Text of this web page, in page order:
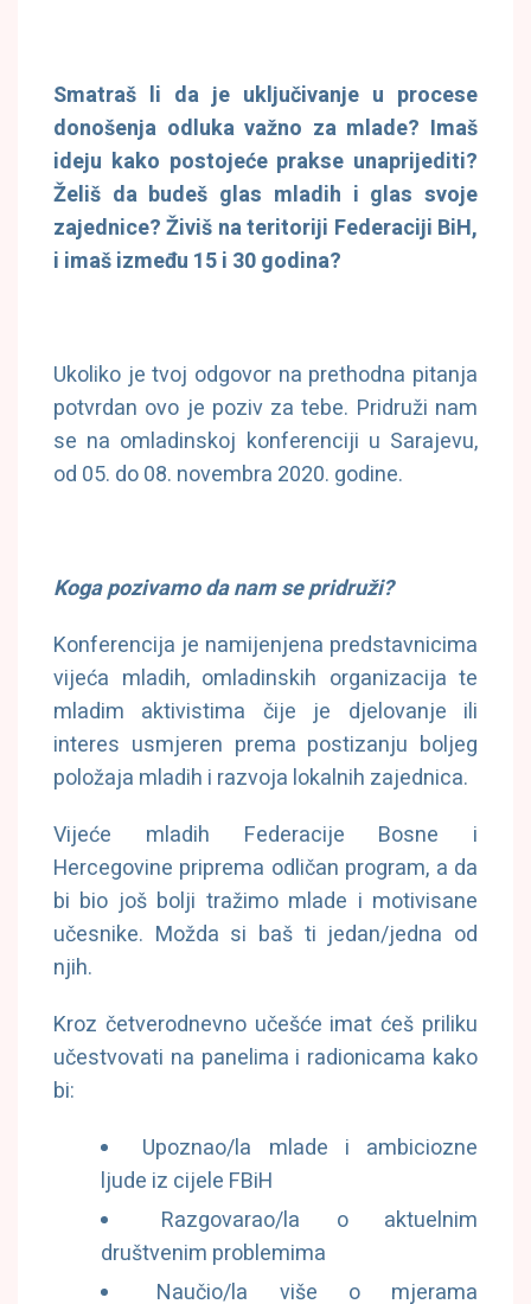
Smatraš li da je uključivanje u procese
donošenja odluka važno za mlade? Imaš
ideju kako postojeće prakse unaprijediti?
Želiš da budeš glas mladih i glas svoje
zajednice? Živiš na teritoriji Federaciji BiH,
i imaš između 15 i 30 godina?
Ukoliko je tvoj odgovor na prethodna pitanja
potvrdan ovo je poziv za tebe. Pridruži nam
se na omladinskoj konferenciji u Sarajevu,
od 05. do 08. novembra 2020. godine.
Koga pozivamo da nam se pridruži?
Konferencija je namijenjena predstavnicima
vijeća mladih, omladinskih organizacija te
mladim aktivistima čije je djelovanje ili
interes usmjeren prema postizanju boljeg
položaja mladih i razvoja lokalnih zajednica.
Vijeće mladih Federacije Bosne i
Hercegovine priprema odličan program, a da
bi bio još bolji tražimo mlade i motivisane
učesnike. Možda si baš ti jedan/jedna od
njih.
Kroz četverodnevno učešće imat ćeš priliku
učestvovati na panelima i radionicama kako
bi:
Upoznao/la mlade i ambiciozne
ljude iz cijele FBiH
Razgovarao/la o aktuelnim
društvenim problemima
Naučio/la više o mjerama